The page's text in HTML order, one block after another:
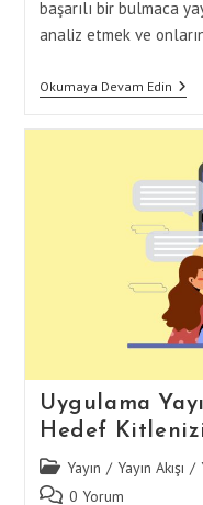
başarılı bir bulmaca
analiz etmek ve
Okumaya Devam Edin
Uygulama
Hedef
Post
category:
Yayın / Yayın Akışı /
Post 0 Yorum